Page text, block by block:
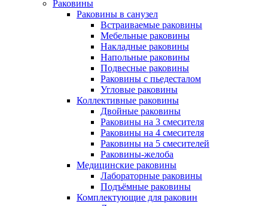
Раковины
Раковины в санузел
Встраиваемые раковины
Мебельные раковины
Накладные раковины
Напольные раковины
Подвесные раковины
Раковины с пьедесталом
Угловые раковины
Коллективные раковины
Двойные раковины
Раковины на 3 смесителя
Раковины на 4 смесителя
Раковины на 5 смесителей
Раковины-желоба
Медицинские раковины
Лабораторные раковины
Подъёмные раковины
Комплектующие для раковин